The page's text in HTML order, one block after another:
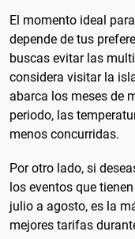
El momento ideal para
depende de tus
buscas evitar las
considera visitar la
abarca los meses de
periodo, las
menos concurridas.
Por otro lado, si
los eventos que
julio a agosto, es la
mejores tarifas